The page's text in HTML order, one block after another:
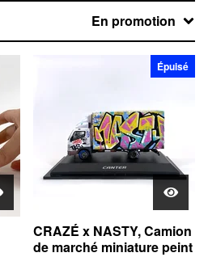
En promotion
Épuisé
CRAZÉ x NASTY, Camion
de marché miniature peint